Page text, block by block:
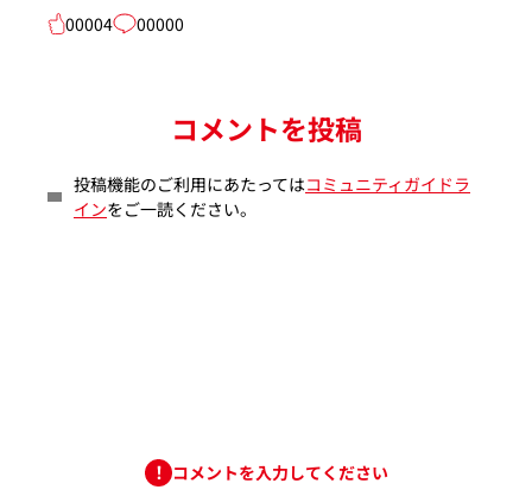
00004
00000
コメントを投稿
投稿機能のご利用にあたってはコミュニティガイドラ
インをご一読ください。
コメントを入力してください